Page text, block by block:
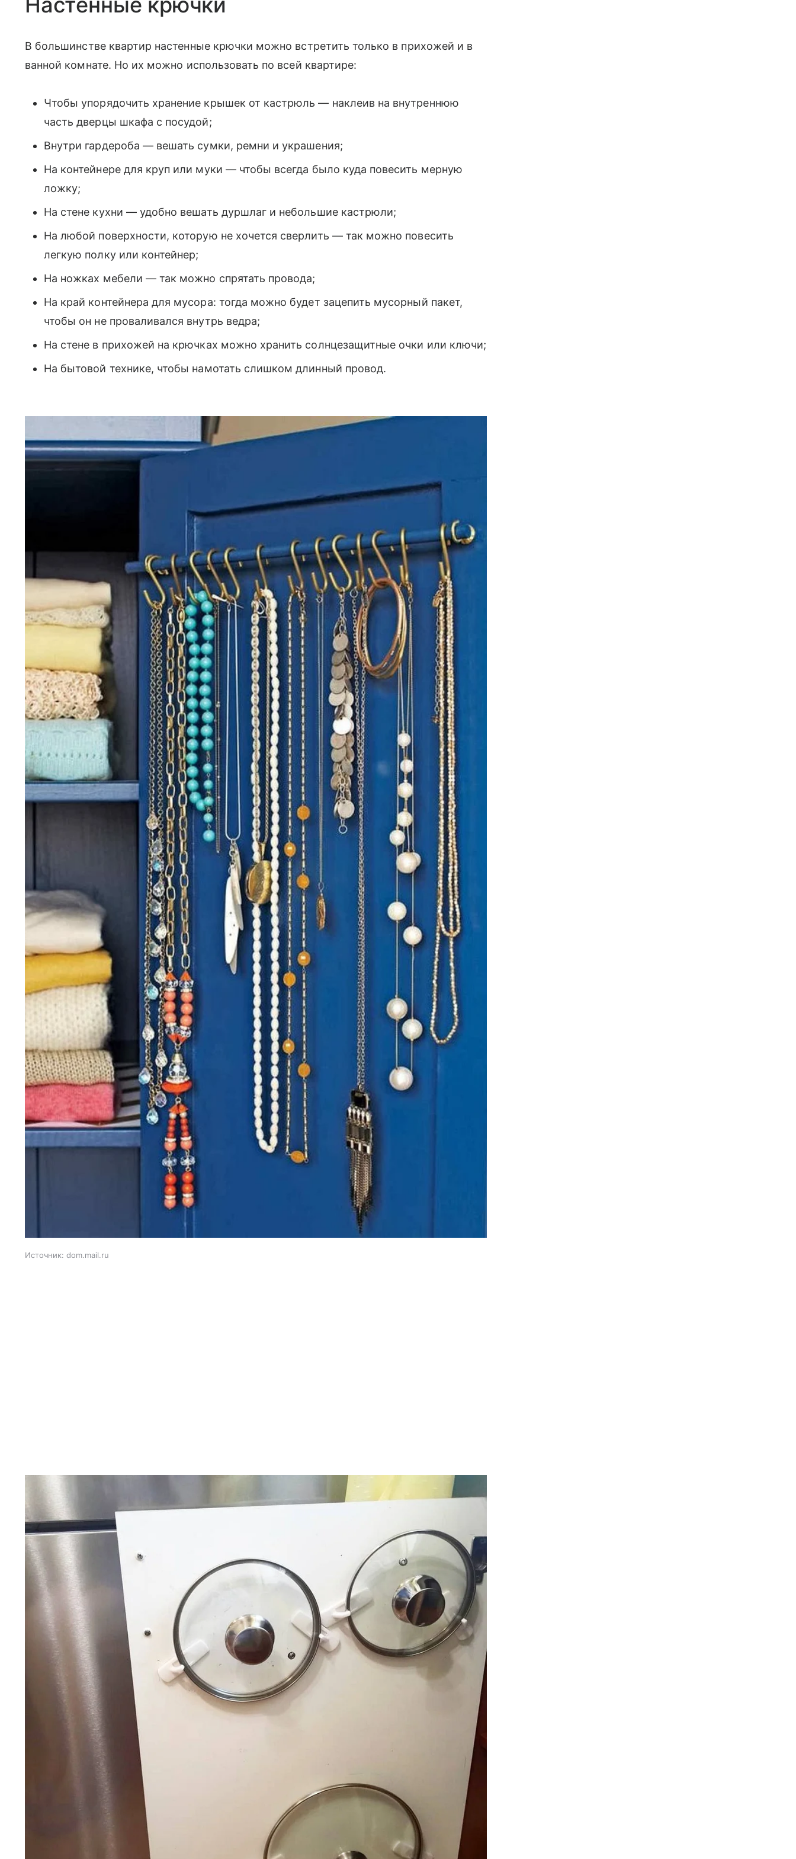
В большинстве квартир настенные крючки можно встретить только в прихожей и в
ванной комнате. Но их можно использовать по всей квартире:
Чтобы упорядочить хранение крышек от кастрюль — наклеив на внутреннюю
часть дверцы шкафа с посудой;
Внутри гардероба — вешать сумки, ремни и украшения;
На контейнере для круп или муки — чтобы всегда было куда повесить мерную
ложку;
На стене кухни — удобно вешать дуршлаг и небольшие кастрюли;
На любой поверхности, которую не хочется сверлить — так можно повесить
легкую полку или контейнер;
На ножках мебели — так можно спрятать провода;
На край контейнера для мусора: тогда можно будет зацепить мусорный пакет,
чтобы он не проваливался внутрь ведра;
На стене в прихожей на крючках можно хранить солнцезащитные очки или ключи;
На бытовой технике, чтобы намотать слишком длинный провод.
Источник: dom.mail.ru